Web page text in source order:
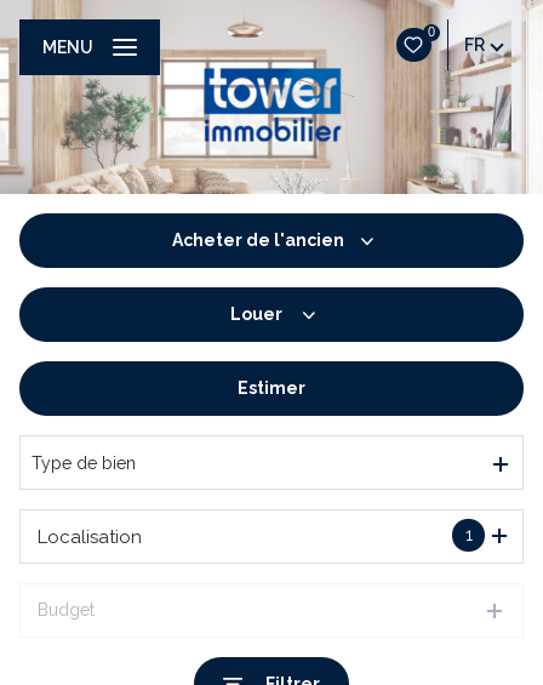
0
FR
MENU
Acheter de l'ancien
De l'immo pro
Louer
De l'immo pro
Estimer
Type de bien
1
Localisation
Budget